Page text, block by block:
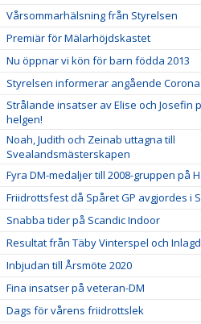
Vårsommarhälsning från Styrelsen
Premiär för Mälarhöjdskastet
Nu öppnar vi kön för barn födda 2013
Styrelsen informerar angående Corona
Strålande insatser av Elise och Josefin
helgen!
Noah, Judith och Zeinab uttagna till
Svealandsmästerskapen
Fyra DM-medaljer till 2008-gruppen på
Friidrottsfest då Spåret GP avgjordes i
Snabba tider på Scandic Indoor
Resultat från Täby Vinterspel och
Inbjudan till Årsmöte 2020
Fina insatser på veteran-DM
Dags för vårens friidrottslek